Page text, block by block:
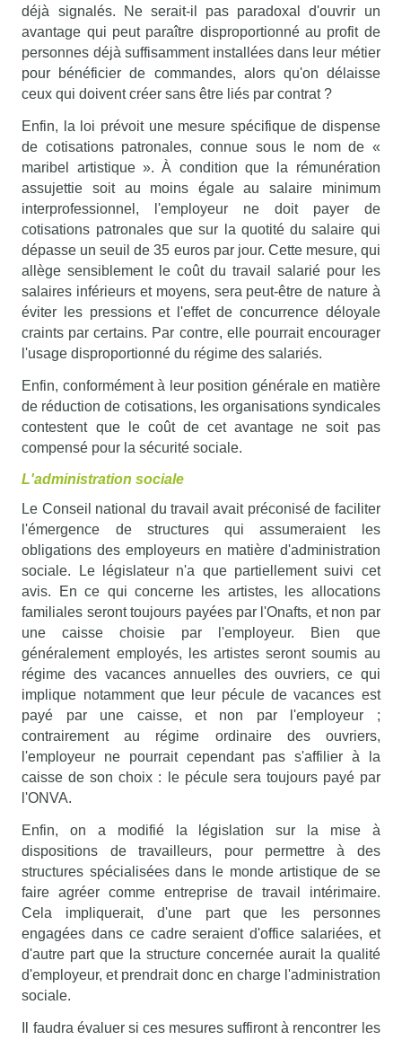
déjà signalés. Ne serait-il pas paradoxal d'ouvrir un
avantage qui peut paraître disproportionné au profit de
personnes déjà suffisamment installées dans leur métier
pour bénéficier de commandes, alors qu'on délaisse
ceux qui doivent créer sans être liés par contrat ?
Enfin, la loi prévoit une mesure spécifique de dispense
de cotisations patronales, connue sous le nom de «
maribel artistique ». À condition que la rémunération
assujettie soit au moins égale au salaire minimum
interprofessionnel, l'employeur ne doit payer de
cotisations patronales que sur la quotité du salaire qui
dépasse un seuil de 35 euros par jour. Cette mesure, qui
allège sensiblement le coût du travail salarié pour les
salaires inférieurs et moyens, sera peut-être de nature à
éviter les pressions et l'effet de concurrence déloyale
craints par certains. Par contre, elle pourrait encourager
l'usage disproportionné du régime des salariés.
Enfin, conformément à leur position générale en matière
de réduction de cotisations, les organisations syndicales
contestent que le coût de cet avantage ne soit pas
compensé pour la sécurité sociale.
L'administration sociale
Le Conseil national du travail avait préconisé de faciliter
l'émergence de structures qui assumeraient les
obligations des employeurs en matière d'administration
sociale. Le législateur n'a que partiellement suivi cet
avis. En ce qui concerne les artistes, les allocations
familiales seront toujours payées par l'Onafts, et non par
une caisse choisie par l'employeur. Bien que
généralement employés, les artistes seront soumis au
régime des vacances annuelles des ouvriers, ce qui
implique notamment que leur pécule de vacances est
payé par une caisse, et non par l'employeur ;
contrairement au régime ordinaire des ouvriers,
l'employeur ne pourrait cependant pas s'affilier à la
caisse de son choix : le pécule sera toujours payé par
l'ONVA.
Enfin, on a modifié la législation sur la mise à
dispositions de travailleurs, pour permettre à des
structures spécialisées dans le monde artistique de se
faire agréer comme entreprise de travail intérimaire.
Cela impliquerait, d'une part que les personnes
engagées dans ce cadre seraient d'office salariées, et
d'autre part que la structure concernée aurait la qualité
d'employeur, et prendrait donc en charge l'administration
sociale.
Il faudra évaluer si ces mesures suffiront à rencontrer les